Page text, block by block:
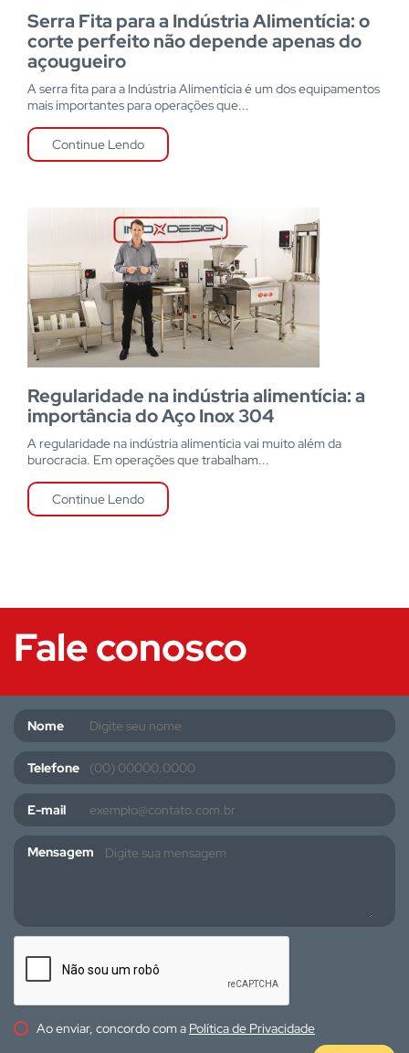
Serra Fita para a Indústria Alimentícia: o
corte perfeito não depende apenas do
açougueiro
A serra fita para a Indústria Alimentícia é um dos equipamentos
mais importantes para operações que...
Continue Lendo
Regularidade na indústria alimentícia: a
importância do Aço Inox 304
A regularidade na indústria alimentícia vai muito além da
burocracia. Em operações que trabalham...
Continue Lendo
Fale conosco
Nome
Telefone
E-mail
Mensagem
Ao enviar, concordo com a Política de Privacidade